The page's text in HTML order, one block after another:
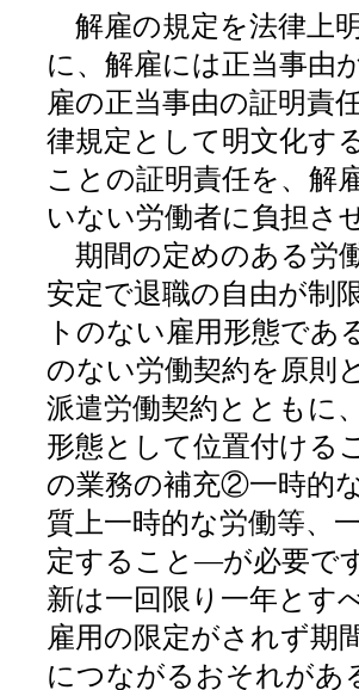
解雇の規定を法律上
に、解雇には正当事由
雇の正当事由の証明責
律規定として明文化す
ことの証明責任を、解
いない労働者に負担さ
期間の定めのある労
安定で退職の自由が制
トのない雇用形態であ
のない労働契約を原則
派遣労働契約とともに
形態として位置付ける
の業務の補充②一時的
質上一時的な労働等、
定すること―が必要で
新は一回限り一年とす
雇用の限定がされず期
につながるおそれが